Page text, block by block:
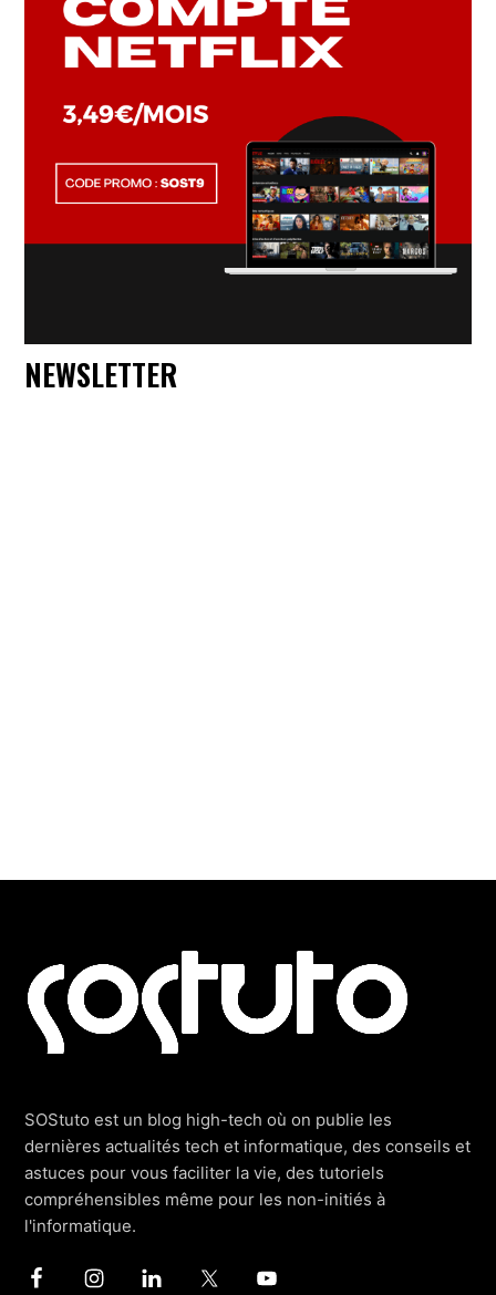
NEWSLETTER
SOStuto est un blog high-tech où on publie les
dernières actualités tech et informatique, des conseils et
astuces pour vous faciliter la vie, des tutoriels
compréhensibles même pour les non-initiés à
l'informatique.